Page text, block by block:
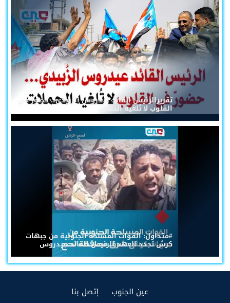
تقريرالرئيس القائد عيدروس الزُبيدي... حضورٌ في
القلوب لا تُلغيه الحملات
#متداول: القوات المسلحة الجنوبية من جبهات
كرش تجدد العهد للرئيس القائد عيدروس
عين الجنوب إتصل بنا